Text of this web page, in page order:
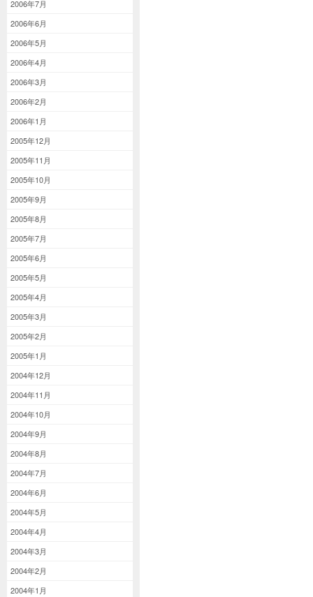
2006年7月
2006年6月
2006年5月
2006年4月
2006年3月
2006年2月
2006年1月
2005年12月
2005年11月
2005年10月
2005年9月
2005年8月
2005年7月
2005年6月
2005年5月
2005年4月
2005年3月
2005年2月
2005年1月
2004年12月
2004年11月
2004年10月
2004年9月
2004年8月
2004年7月
2004年6月
2004年5月
2004年4月
2004年3月
2004年2月
2004年1月